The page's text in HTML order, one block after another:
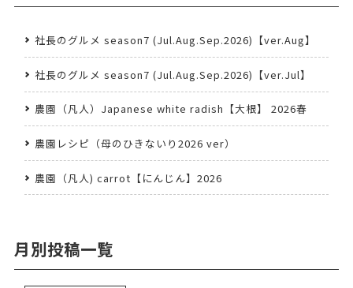
社長のグルメ season7 (Jul.Aug.Sep.2026)【ver.Aug】
社長のグルメ season7 (Jul.Aug.Sep.2026)【ver.Jul】
農園（凡人）Japanese white radish【大根】 2026春
農園レシピ（母のひきないり2026 ver）
農園（凡人) carrot【にんじん】2026
月別投稿一覧